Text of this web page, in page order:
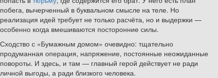
побега, вычерченный в буквальном смысле на теле. Но
реализация идей требует не только расчёта, но и выдержки —
особенно когда вмешиваются посторонние силы.
Сходство с «Бумажным домом» очевидно: тщательно
продуманная операция, напряжение, постоянные неожиданные
повороты. И здесь, и там — главный герой действует не ради
личной выгоды, а ради близкого человека.